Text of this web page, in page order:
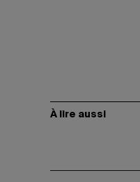
À lire aussi